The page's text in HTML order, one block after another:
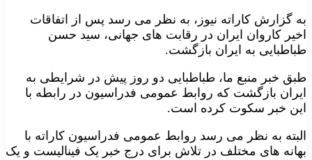
به گزارش کاراته نیوز، به نظر می رسد پس از اتفاقات
اخیر کاروان ایران در رقابت های جهانی، سید حسن
طباطبایی به ایران بازگشت.
طبق خبر منبع ما، طباطبایی دو روز پیش در شرایطی به
ایران بازگشت که روابط عمومی فدراسیون در رابطه با
این خبر سکوت کرده است.
البته به نظر می رسد روابط عمومی فدراسیون کاراته با
بهانه های مختلف در تلاش برای درج خبر یک فینالیست و یک